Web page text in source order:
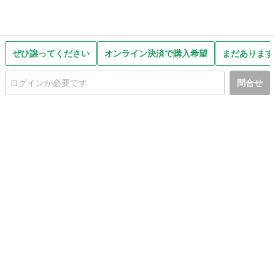
ぜひ譲ってください オンライン決済で購入希望 まだありま
問合せ